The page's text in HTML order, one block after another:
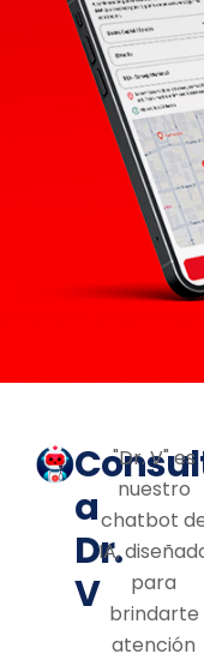
a
Dr.
V
"Dr. V" es
nuestro
chatbot
IA,
para
brindarte
atención